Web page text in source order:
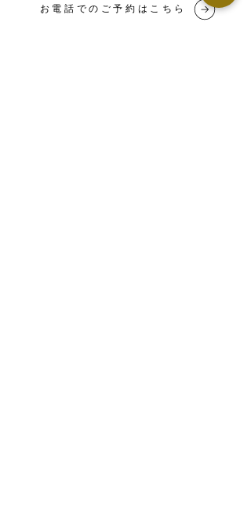
お電話でのご予約はこちら